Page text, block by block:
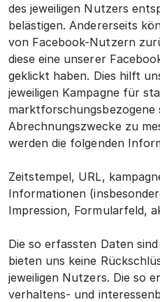
des jeweiligen Nutzers
belästigen. Andererseits
von Facebook-Nutzern
diese eine unserer
geklickt haben. Dies hilft
jeweiligen Kampagne für
marktforschungsbezogene
Abrechnungszwecke zu
werden die folgenden
Zeitstempel, URL,
Informationen
Impression, Formularfeld,
Die so erfassten Daten
bieten uns keine
jeweiligen Nutzers. Die so
verhaltens- und